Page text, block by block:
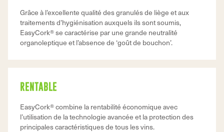
Grâce à l’excellente qualité des granulés de liège et aux
traitements d’hygiénisation auxquels ils sont soumis,
EasyCork® se caractérise par une grande neutralité
organoleptique et l’absence de ‘goût de bouchon’.
RENTABLE
EasyCork® combine la rentabilité économique avec
l’utilisation de la technologie avancée et la protection des
principales caractéristiques de tous les vins.